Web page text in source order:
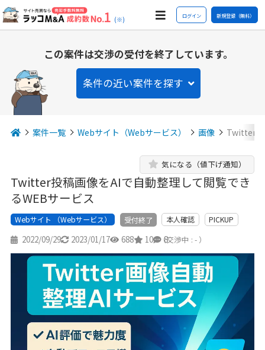
(※) ログイン 新規登録（無料）
この案件は交渉の受付を終了しています。
条件の近い案件を探す
案件一覧 Webサイト（Webサービス） 画像 Twitter投
Twitter投稿画像をAIで自動整理して閲覧でき
るWEBサービス
気になる（値下げ通知）
Webサイト （Webサービス） 受付終了 本人確認 PICKUP
2022/09/29 2023/01/17 688 10 8
（交渉中 : - ）